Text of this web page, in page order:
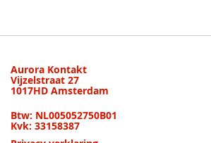
Aurora Kontakt
Vijzelstraat 27
1017HD Amsterdam
Btw: NL005052750B01
Kvk: 33158387